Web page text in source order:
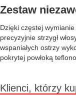
Zestaw
Dzięki częstej
precyzyjnie strzygł
wspaniałych ostrzy
pokrytej powłoką
Klienci, którzy